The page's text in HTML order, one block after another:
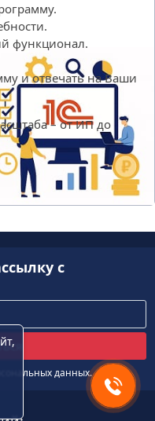
функционал.
и отвечать на Ваши
– от ИП до
с
данных.